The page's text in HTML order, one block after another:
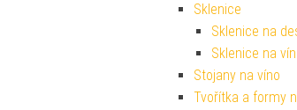
Sklenice
Sklenice na
Sklenice na
Stojany na víno
Tvořítka a formy